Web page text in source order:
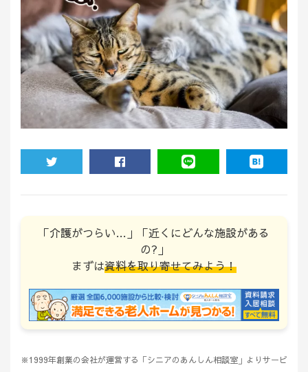
「介護がつらい…」「近くにどんな施設がある
の?」
まずは資料を取り寄せてみよう！
※1999年創業の会社が運営する「シニアのあんしん相談室」よりサービ